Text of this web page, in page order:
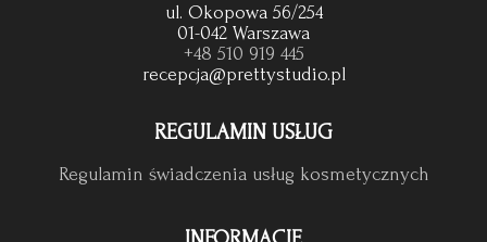
ul. Okopowa 56/254
01-042 Warszawa
+48 510 919 445
recepcja@prettystudio.pl
REGULAMIN USŁUG
Regulamin świadczenia usług kosmetycznych